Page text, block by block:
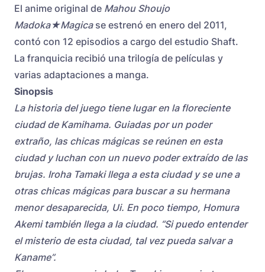
El anime original de Mahou Shoujo
Madoka★Magicase estrenó en enero del 2011,
contó con 12 episodios a cargo del estudio Shaft.
La franquicia recibió una trilogía de películas y
varias adaptaciones a manga.
Sinopsis
La historia del juego tiene lugar en la floreciente
ciudad de Kamihama. Guiadas por un poder
extraño, las chicas mágicas se reúnen en esta
ciudad y luchan con un nuevo poder extraído de las
brujas. Iroha Tamaki llega a esta ciudad y se une a
otras chicas mágicas para buscar a su hermana
menor desaparecida, Ui. En poco tiempo, Homura
Akemi también llega a la ciudad. “Si puedo entender
el misterio de esta ciudad, tal vez pueda salvar a
Kaname”.